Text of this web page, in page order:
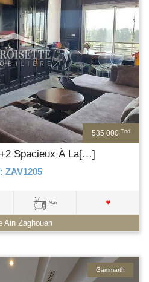
535 000 Tnd
Spacieux À La[…]
ZAV1205
Non
Ain Zaghouan
Gammarth